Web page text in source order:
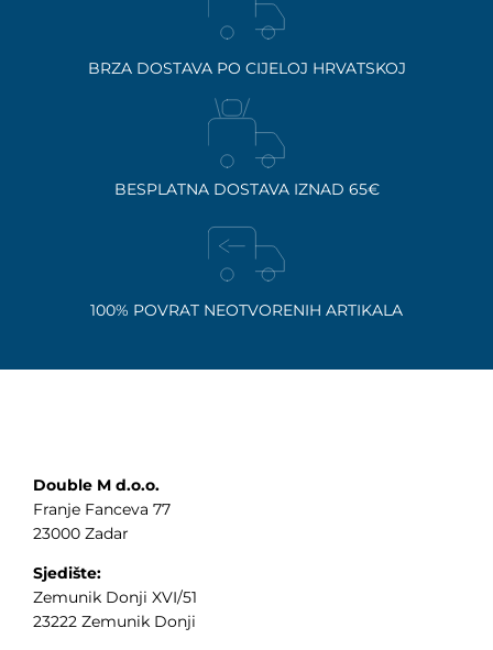
BRZA DOSTAVA PO CIJELOJ HRVATSKOJ
BESPLATNA DOSTAVA IZNAD 65€
100% POVRAT NEOTVORENIH ARTIKALA
Double M d.o.o.
Franje Fanceva 77
23000 Zadar
Sjedište:
Zemunik Donji XVI/51
23222 Zemunik Donji